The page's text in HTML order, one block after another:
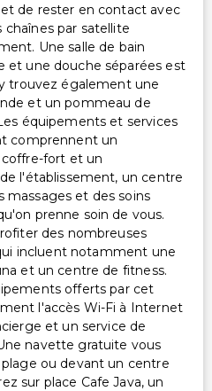
en forme
Services bancaires
(dans certaines
roulant
roulant
de rester en contact avec
par satellite
Une salle de bain
et une douche séparées est
trouvez également une
et un pommeau de
équipements et services
comprennent un
coffre-fort et un
l'établissement, un centre
massages et des soins
prenne soin de vous.
des nombreuses
incluent notamment une
et un centre de fitness.
offerts par cet
l'accès Wi-Fi à Internet
et un service de
navette gratuite vous
ou devant un centre
sur place Cafe Java, un